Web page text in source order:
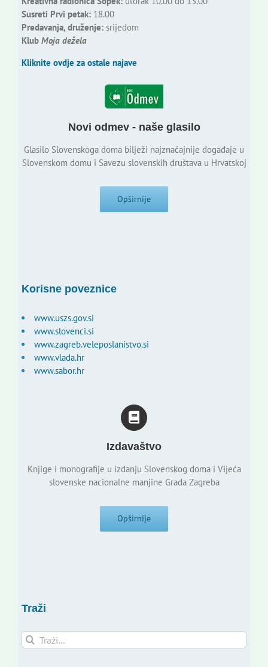
Susreti Prvi petak:18.00
Predavanja, druženje:srijedom
Klub Moja dežela
Kliknite ovdje za ostale najave
Novi odmev - naše glasilo
Glasilo Slovenskoga doma bilježi najznačajnije događaje u
Slovenskom domu i Savezu slovenskih društava u Hrvatskoj
Opširnije
Korisne poveznice
www.uszs.gov.si
www.slovenci.si
www.zagreb.veleposlanistvo.si
www.vlada.hr
www.sabor.hr
Izdavaštvo
Knjige i monografije u izdanju Slovenskog doma i Vijeća
slovenske nacionalne manjine Grada Zagreba
Opširnije
Traži
Traži...